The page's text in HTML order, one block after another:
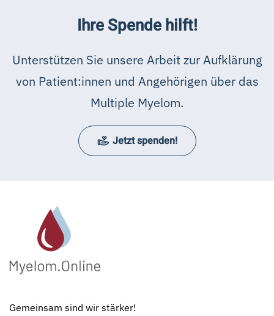
Ihre Spende hilft!
Unterstützen Sie unsere Arbeit zur Aufklärung
von Patient:innen und Angehörigen über das
Multiple Myelom.
Jetzt spenden!
Gemeinsam sind wir stärker!